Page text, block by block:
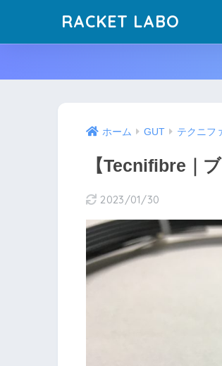
RACKET LABO
ホーム GUT テクニフ
【Tecnifibre｜
2023/01/30